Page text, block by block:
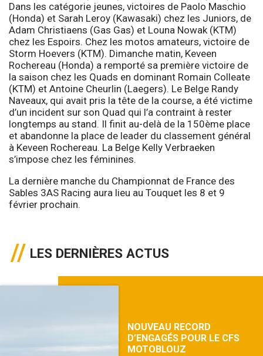
Dans les catégorie jeunes, victoires de Paolo Maschio
(Honda) et Sarah Leroy (Kawasaki) chez les Juniors, de
Adam Christiaens (Gas Gas) et Louna Nowak (KTM)
chez les Espoirs. Chez les motos amateurs, victoire de
Storm Hoevers (KTM). Dimanche matin, Keveen
Rochereau (Honda) a remporté sa première victoire de
la saison chez les Quads en dominant Romain Colleate
(KTM) et Antoine Cheurlin (Laegers). Le Belge Randy
Naveaux, qui avait pris la tête de la course, a été victime
d’un incident sur son Quad qui l’a contraint à rester
longtemps au stand. Il finit au-delà de la 150ème place
et abandonne la place de leader du classement général
à Keveen Rochereau. La Belge Kelly Verbraeken
s’impose chez les féminines.
La dernière manche du Championnat de France des
Sables 3AS Racing aura lieu au Touquet les 8 et 9
février prochain.
LES DERNIÈRES ACTUS
NOUVEAU RECORD
D’ENGAGÉS POUR LE CFS
MOTOBLOUZ